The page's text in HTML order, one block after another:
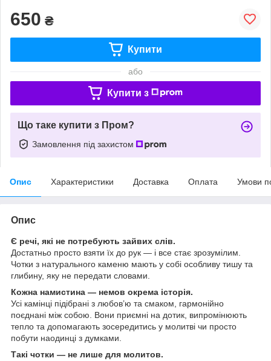
650 ₴
Купити
або
Купити з
Що таке купити з Пром?
Замовлення під захистом
Опис Характеристики Доставка Оплата Умови
Опис
Є речі, які не потребують зайвих слів.
Достатньо просто взяти їх до рук — і все стає зрозумілим.
Чотки з натурального каменю мають у собі особливу тишу та
глибину, яку не передати словами.
Кожна намистина — немов окрема історія.
Усі камінці підібрані з любов’ю та смаком, гармонійно
поєднані між собою. Вони приємні на дотик, випромінюють
тепло та допомагають зосередитись у молитві чи просто
побути наодинці з думками.
Такі чотки — не лише для молитов.